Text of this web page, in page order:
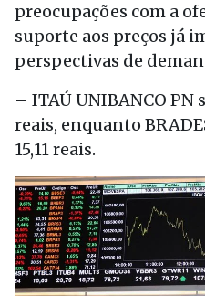
preocupações com a
suporte aos preços já
perspectivas de
– ITAÚ UNIBANCO PN
reais, enquanto
15,11 reais.